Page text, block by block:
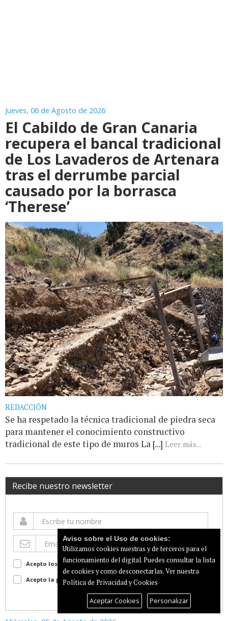
Jueves, 06 de Agosto de 2026
El Cabildo de Gran Canaria
recupera el bancal tradicional
de Los Lavaderos de Artenara
tras el derrumbe parcial
causado por la borrasca
‘Therese’
REDACCIÓN
Se ha respetado la técnica tradicional de piedra seca
para mantener el conocimiento constructivo
tradicional de este tipo de muros La [...] Leer más...
Recibe nuestro newsletter
Acepto los terminos de uso Ver
Acepto la política de privacidadVer
Suscribir
Aviso sobre el Uso de cookies:
Utilizamos cookies nuestras y de terceros para el
funcionamiento del digital. Puedes consultar la lista
de cookies y como desconectarlas.Ver nuestra
Política de Privacidad y Cookies
Aceptar Cookies Personalizar